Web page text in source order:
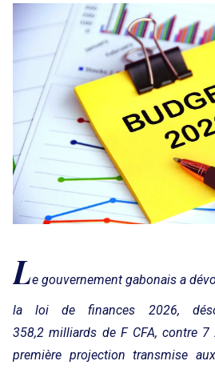
Le gouvernement gabonais a
la loi de finances 2026,
358,2 milliards de F CFA, contre
première projection transmise